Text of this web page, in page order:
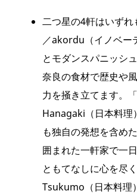
二つ星の4軒はいずれ
／akordu（イノベー
とモダンスパニッシ
奈良の食材で歴史や
力を掻き立てます。
Hanagaki（日本料理
も独自の発想を含め
囲まれた一軒家で一
ともてなしに心を尽
Tsukumo（日本料理